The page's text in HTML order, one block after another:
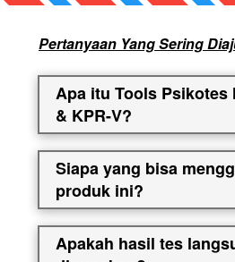
Pertanyaan Yang Sering
Apa itu Tools Psikotes
& KPR-V?
Siapa yang bisa
produk ini?
Apakah hasil tes